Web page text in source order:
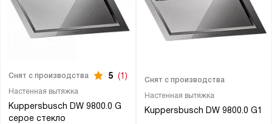
Настенная вытяжка
Kuppersbusch DW 9800.0 G
серое стекло
Снят с производства 5 (1)
Настенная вытяжка
Kuppersbusch DW 9800.0 G1
Снят с производства